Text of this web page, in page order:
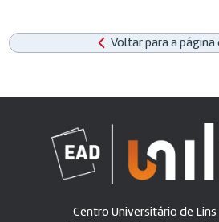
Voltar para a página
Centro Universitário de